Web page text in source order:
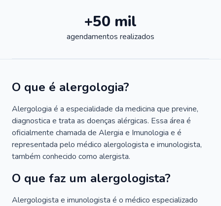
+50 mil
agendamentos realizados
O que é alergologia?
Alergologia é a especialidade da medicina que previne,
diagnostica e trata as doenças alérgicas. Essa área é
oficialmente chamada de Alergia e Imunologia e é
representada pelo médico alergologista e imunologista,
também conhecido como alergista.
O que faz um alergologista?
Alergologista e imunologista é o médico especializado